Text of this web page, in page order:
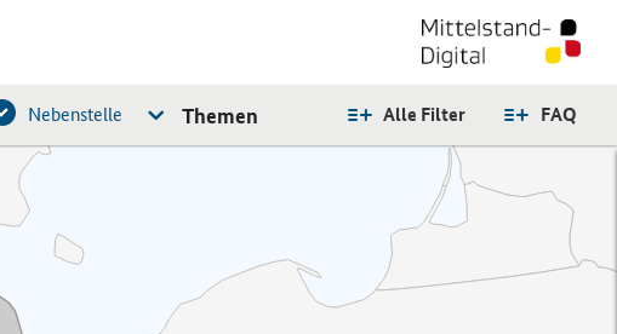
FAQ
Alle Filter
Nebenstelle Themen